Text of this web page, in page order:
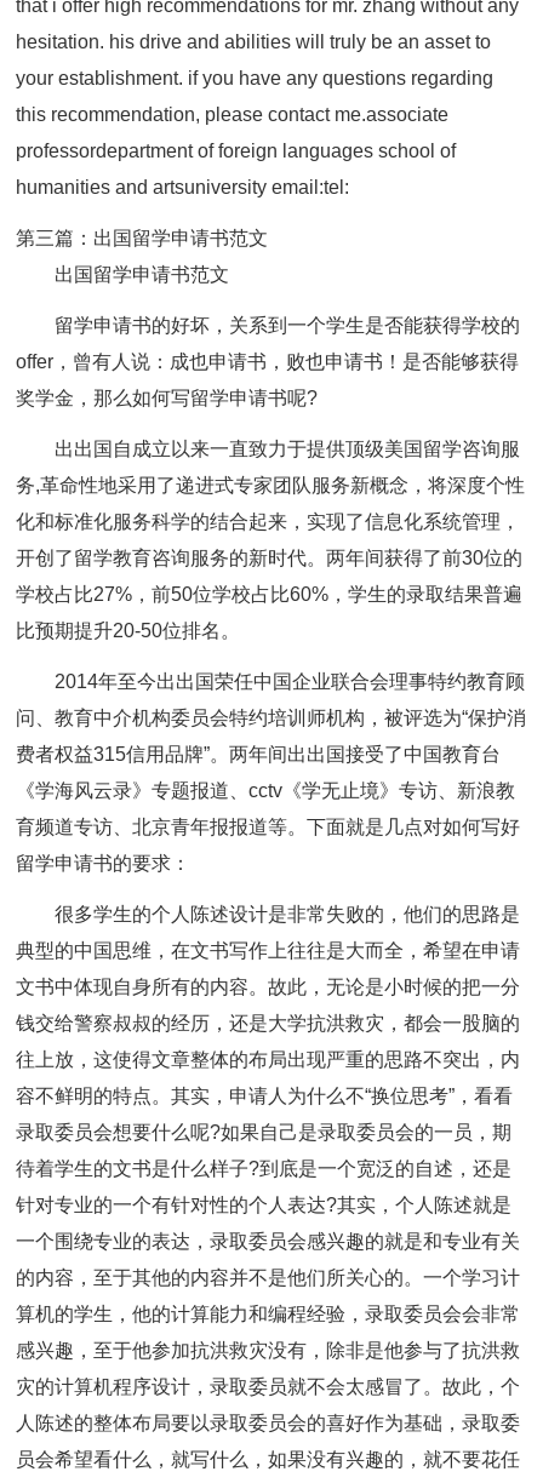
that i offer high recommendations for mr. zhang without any
hesitation. his drive and abilities will truly be an asset to
your establishment. if you have any questions regarding
this recommendation, please contact me.associate
professordepartment of foreign languages school of
humanities and artsuniversity email:tel:
第三篇：出国留学申请书范文
出国留学申请书范文
留学申请书的好坏，关系到一个学生是否能获得学校的
offer，曾有人说：成也申请书，败也申请书！是否能够获得
奖学金，那么如何写留学申请书呢?
出出国自成立以来一直致力于提供顶级美国留学咨询服
务,革命性地采用了递进式专家团队服务新概念，将深度个性
化和标准化服务科学的结合起来，实现了信息化系统管理，
开创了留学教育咨询服务的新时代。两年间获得了前30位的
学校占比27%，前50位学校占比60%，学生的录取结果普遍
比预期提升20-50位排名。
2014年至今出出国荣任中国企业联合会理事特约教育顾
问、教育中介机构委员会特约培训师机构，被评选为“保护消
费者权益315信用品牌”。两年间出出国接受了中国教育台
《学海风云录》专题报道、cctv《学无止境》专访、新浪教
育频道专访、北京青年报报道等。下面就是几点对如何写好
留学申请书的要求：
很多学生的个人陈述设计是非常失败的，他们的思路是
典型的中国思维，在文书写作上往往是大而全，希望在申请
文书中体现自身所有的内容。故此，无论是小时候的把一分
钱交给警察叔叔的经历，还是大学抗洪救灾，都会一股脑的
往上放，这使得文章整体的布局出现严重的思路不突出，内
容不鲜明的特点。其实，申请人为什么不“换位思考”，看看
录取委员会想要什么呢?如果自己是录取委员会的一员，期
待着学生的文书是什么样子?到底是一个宽泛的自述，还是
针对专业的一个有针对性的个人表达?其实，个人陈述就是
一个围绕专业的表达，录取委员会感兴趣的就是和专业有关
的内容，至于其他的内容并不是他们所关心的。一个学习计
算机的学生，他的计算能力和编程经验，录取委员会会非常
感兴趣，至于他参加抗洪救灾没有，除非是他参与了抗洪救
灾的计算机程序设计，录取委员就不会太感冒了。故此，个
人陈述的整体布局要以录取委员会的喜好作为基础，录取委
员会希望看什么，就写什么，如果没有兴趣的，就不要花任